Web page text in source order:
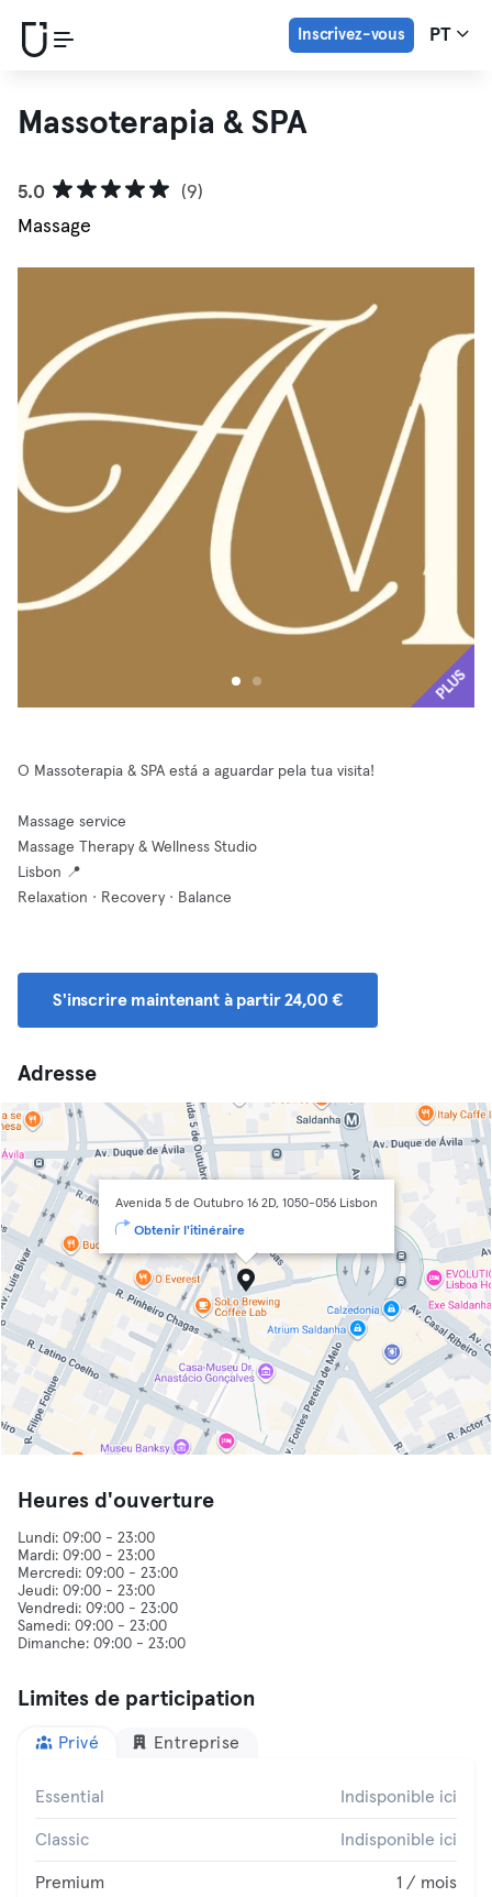
Inscrivez-vous PT
Massoterapia & SPA
5.0
(9)
Massage
PLUS
O Massoterapia & SPA está a aguardar pela tua visita!
Massage service
Massage Therapy & Wellness Studio
Lisbon 📍
Relaxation · Recovery · Balance
S'inscrire maintenant à partir 24,00 €
Adresse
Avenida 5 de Outubro 16 2D, 1050-056 Lisbon
Obtenir l'itinéraire
Heures d'ouverture
Lundi: 09:00 - 23:00
Mardi: 09:00 - 23:00
Mercredi: 09:00 - 23:00
Jeudi: 09:00 - 23:00
Vendredi: 09:00 - 23:00
Samedi: 09:00 - 23:00
Limites de participation
Privé Entreprise
Essential Indisponible ici
Classic Indisponible ici
Premium 1 / mois